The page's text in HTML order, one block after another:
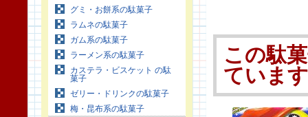
グミ・お餅系の駄菓子
ラムネの駄菓子
ガム系の駄菓子
ラーメン系の駄菓子
カステラ・ビスケット の駄
菓子
ゼリー・ドリンクの駄菓子
梅・昆布系の駄菓子
この駄
ていま